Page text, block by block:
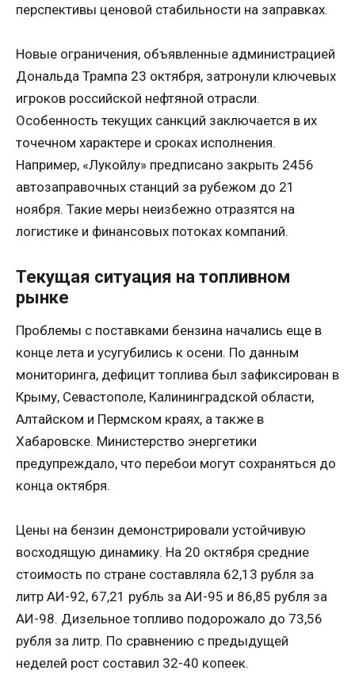
перспективы ценовой стабильности на заправках.
Новые ограничения, объявленные администрацией
Дональда Трампа 23 октября, затронули ключевых
игроков российской нефтяной отрасли.
Особенность текущих санкций заключается в их
точечном характере и сроках исполнения.
Например, «Лукойлу» предписано закрыть 2456
автозаправочных станций за рубежом до 21
ноября. Такие меры неизбежно отразятся на
логистике и финансовых потоках компаний.
Текущая ситуация на топливном
рынке
Проблемы с поставками бензина начались еще в
конце лета и усугубились к осени. По данным
мониторинга, дефицит топлива был зафиксирован в
Крыму, Севастополе, Калининградской области,
Алтайском и Пермском краях, а также в
Хабаровске. Министерство энергетики
предупреждало, что перебои могут сохраняться до
конца октября.
Цены на бензин демонстрировали устойчивую
восходящую динамику. На 20 октября средние
стоимость по стране составляла 62,13 рубля за
литр АИ-92, 67,21 рубль за АИ-95 и 86,85 рубля за
АИ-98. Дизельное топливо подорожало до 73,56
рубля за литр. По сравнению с предыдущей
неделей рост составил 32-40 копеек.